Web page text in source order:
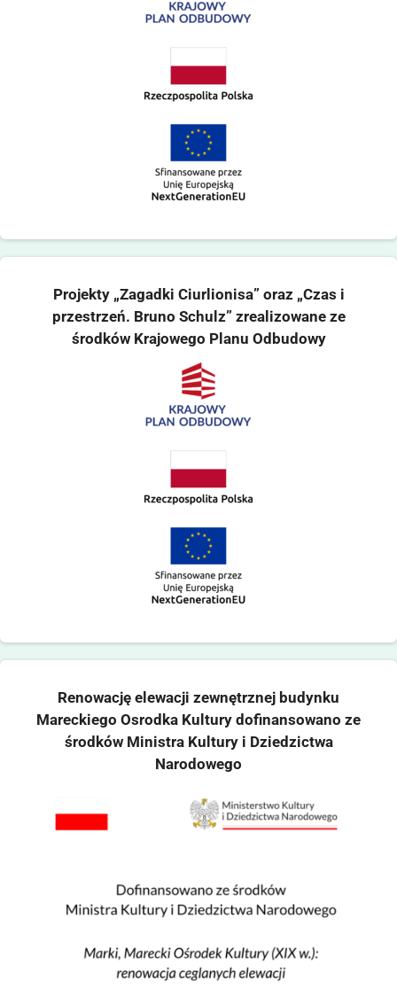
Projekty „Zagadki Ciurlionisa” oraz „Czas i
przestrzeń. Bruno Schulz” zrealizowane ze
środków Krajowego Planu Odbudowy
Renowację elewacji zewnętrznej budynku
Mareckiego Osrodka Kultury dofinansowano ze
środków Ministra Kultury i Dziedzictwa
Narodowego